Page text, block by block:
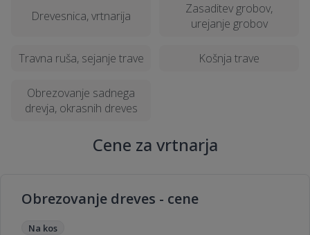
Drevesnica, vrtnarija
Zasaditev grobov,
urejanje grobov
Travna ruša, sejanje trave Košnja trave
Obrezovanje sadnega
drevja, okrasnih dreves
Cene za vrtnarja
Obrezovanje dreves - cene
Na kos